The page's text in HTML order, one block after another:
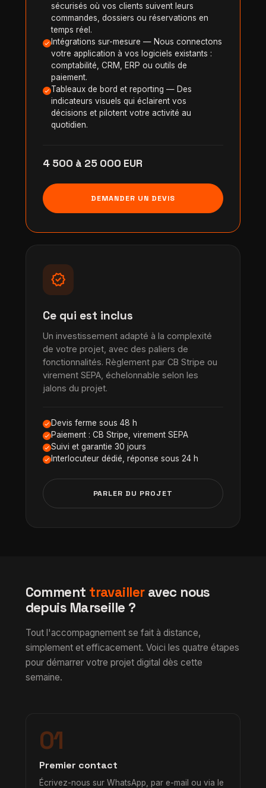
sécurisés où vos clients suivent leurs
commandes, dossiers ou réservations en
temps réel.
Intégrations sur-mesure — Nous connectons
votre application à vos logiciels existants :
comptabilité, CRM, ERP ou outils de
paiement.
Tableaux de bord et reporting — Des
indicateurs visuels qui éclairent vos
décisions et pilotent votre activité au
quotidien.
4 500 à 25 000 EUR
DEMANDER UN DEVIS
verified
Ce qui est inclus
Un investissement adapté à la complexité
de votre projet, avec des paliers de
fonctionnalités. Règlement par CB Stripe ou
virement SEPA, échelonnable selon les
jalons du projet.
Devis ferme sous 48 h
Paiement : CB Stripe, virement SEPA
Suivi et garantie 30 jours
Interlocuteur dédié, réponse sous 24 h
PARLER DU PROJET
Comment travailleravec nous
depuis Marseille ?
Tout l'accompagnement se fait à distance,
simplement et efficacement. Voici les quatre étapes
pour démarrer votre projet digital dès cette
semaine.
01
Premier contact
Écrivez-nous sur WhatsApp, par e-mail ou via le